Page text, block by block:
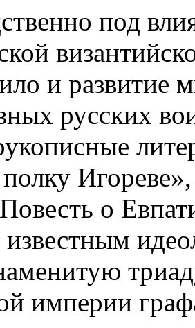
под
и развитие
русских
о
известным
империи